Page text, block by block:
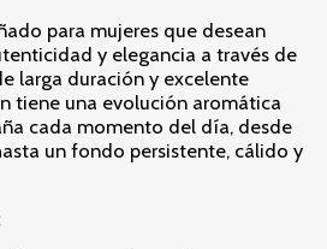
para mujeres que desean
y elegancia a través de
larga duración y excelente
tiene una evolución aromática
cada momento del día, desde
un fondo persistente, cálido y